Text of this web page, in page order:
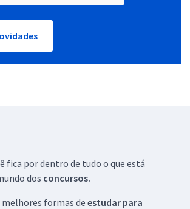
fica por dentro de tudo o que está
dos concursos.
melhores formas de estudar para